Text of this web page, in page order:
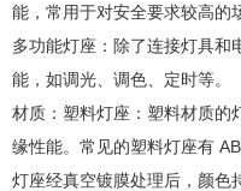
能，常用于对安全要求较高的
多功能灯座：除了连接灯具和
能，如调光、调色、定时等。
材质：塑料灯座：塑料材质的
缘性能。常见的塑料灯座有
灯座经真空镀膜处理后，颜色